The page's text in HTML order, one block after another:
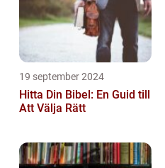
19 september 2024
Hitta Din Bibel: En Guid till
Att Välja Rätt